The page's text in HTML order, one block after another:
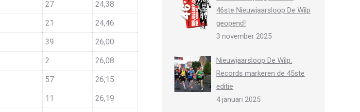
27 24,38
21 24,46
39 26,00
2 26,08
57 26,15
11 26,19
46ste Nieuwjaarsloop De Wilp
geopend!
3 november 2025
Nieuwjaarsloop De Wilp:
Records markeren de 45ste
editie
4 januari 2025